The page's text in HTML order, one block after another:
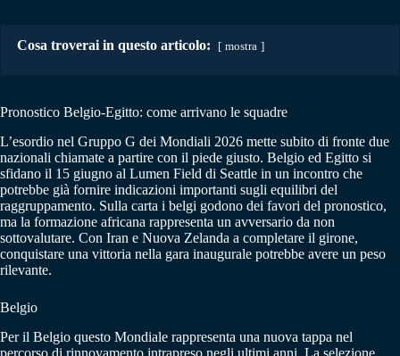
Cosa troverai in questo articolo: mostra
Pronostico Belgio-Egitto: come arrivano le squadre
L’esordio nel Gruppo G dei Mondiali 2026 mette subito di fronte due
nazionali chiamate a partire con il piede giusto. Belgio ed Egitto si
sfidano il 15 giugno al Lumen Field di Seattle in un incontro che
potrebbe già fornire indicazioni importanti sugli equilibri del
raggruppamento. Sulla carta i belgi godono dei favori del pronostico,
ma la formazione africana rappresenta un avversario da non
sottovalutare. Con Iran e Nuova Zelanda a completare il girone,
conquistare una vittoria nella gara inaugurale potrebbe avere un peso
rilevante.
Belgio
Per il Belgio questo Mondiale rappresenta una nuova tappa nel
percorso di rinnovamento intrapreso negli ultimi anni. La selezione